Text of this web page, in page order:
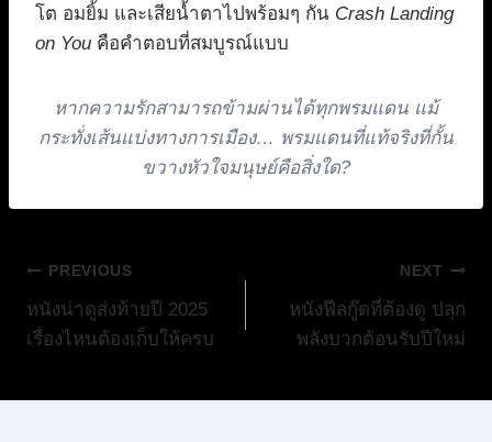
โต อมยิ้ม และเสียน้ำตาไปพร้อมๆ กัน Crash Landing
on You คือคำตอบที่สมบูรณ์แบบ
หากความรักสามารถข้ามผ่านได้ทุกพรมแดน แม้
กระทั่งเส้นแบ่งทางการเมือง… พรมแดนที่แท้จริงที่กั้น
ขวางหัวใจมนุษย์คือสิ่งใด?
แนะแนว
เรื่อง
PREVIOUS
หนังน่าดูส่งท้ายปี 2025
เรื่องไหนต้องเก็บให้ครบ
NEXT
หนังฟีลกู๊ดที่ต้องดู ปลุก
พลังบวกต้อนรับปีใหม่